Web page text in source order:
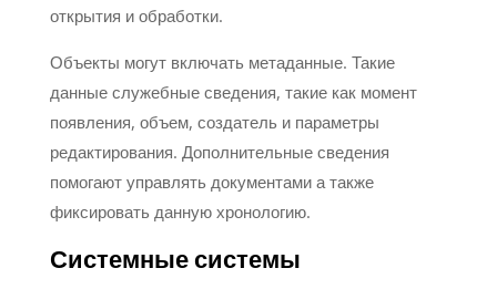
открытия и обработки.
Объекты могут включать метаданные. Такие
данные служебные сведения, такие как момент
появления, объем, создатель и параметры
редактирования. Дополнительные сведения
помогают управлять документами а также
фиксировать данную хронологию.
Системные системы